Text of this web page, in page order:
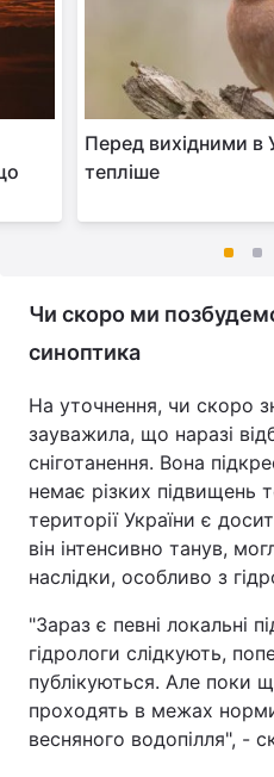
Перед вихідними в
тепліше
Чи скоро ми
синоптика
На уточнення, чи скоро
зауважила, що наразі
сніготанення. Вона
немає різких підвищень
території України є
він інтенсивно танув,
наслідки, особливо з
"Зараз є певні локальні
гідрологи слідкують,
публікуються. Але поки
проходять в межах
весняного водопілля", -